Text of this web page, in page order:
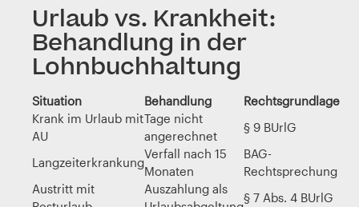
Urlaub vs. Krankheit:
Behandlung in der
Lohnbuchhaltung
Situation Behandlung
Rechtsgrundlage
Krank im Urlaub mit
AU
Tage nicht
angerechnet
§ 9 BUrlG
Langzeiterkrankung
Verfall nach 15
Monaten
BAG-
Rechtsprechung
Austritt mit
Auszahlung als
§ 7 Abs. 4 BUrlG